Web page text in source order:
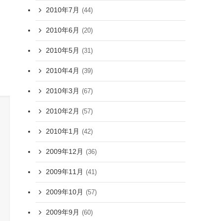
2010年7月 (44)
2010年6月 (20)
2010年5月 (31)
2010年4月 (39)
2010年3月 (67)
2010年2月 (57)
2010年1月 (42)
2009年12月 (36)
2009年11月 (41)
2009年10月 (57)
2009年9月 (60)